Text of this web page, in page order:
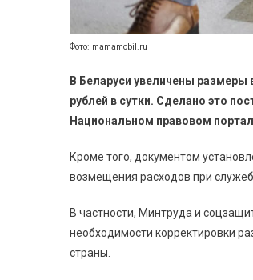
Фото: mamamobil.ru
В Беларуси увеличены
рублей в сутки. Сделано это
Национальном правовом
Кроме того, документом
возмещения расходов при
В частности, Минтруда и
необходимости корректировки
страны.